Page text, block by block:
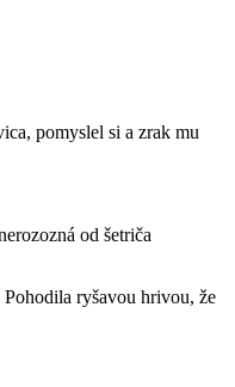
pomyslel si a zrak mu
od šetriča
ryšavou hrivou, že